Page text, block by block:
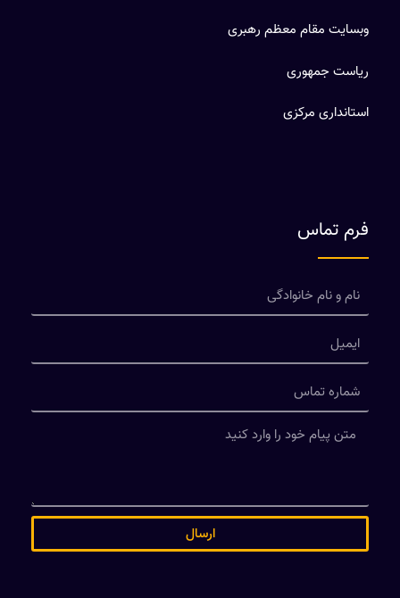
وبسایت مقام معظم رهبری
ریاست جمهوری
استانداری مرکزی
فرم تماس
ارسال